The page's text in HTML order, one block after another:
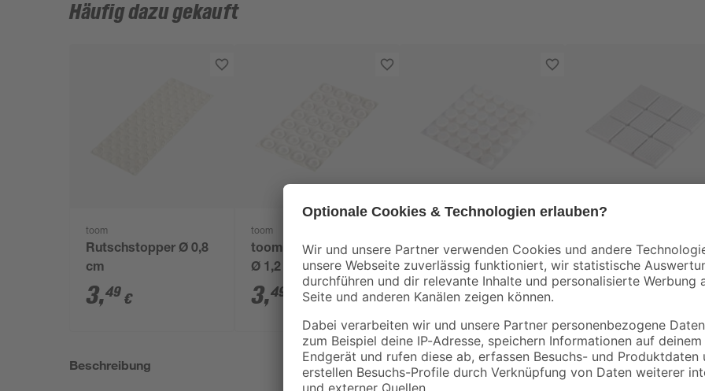
Häufig dazu gekauft
toom
Rutschstopper Ø 0,8
cm
3,49 €
toom
toom Rutschstopper
Ø 1,2 cm
3,49
Anschlagstopper
weiß Ø 10 mm 36
Stück
3,29€
Schutzpuffer
selbstklebend 28 x
mm 9 Stück
2,
Beschreibung